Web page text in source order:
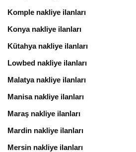
Komple nakliye ilanları
Konya nakliye ilanları
Kütahya nakliye ilanları
Lowbed nakliye ilanları
Malatya nakliye ilanları
Manisa nakliye ilanları
Maraş nakliye ilanları
Mardin nakliye ilanları
Mersin nakliye ilanları